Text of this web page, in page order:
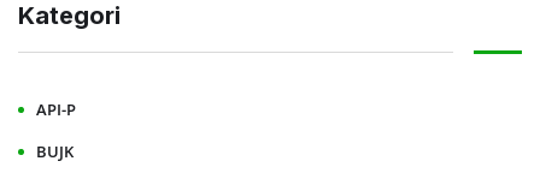
Kategori
API-P
BUJK